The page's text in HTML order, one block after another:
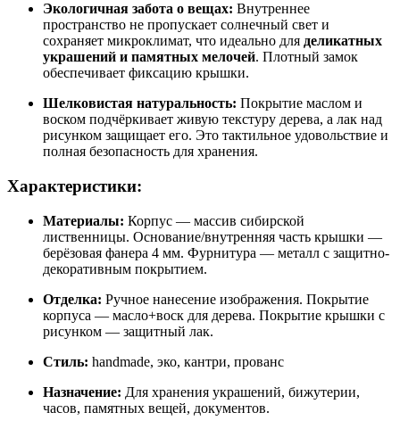
Экологичная забота о вещах: Внутреннее
пространство не пропускает солнечный свет и
сохраняет микроклимат, что идеально для деликатных
украшений и памятных мелочей. Плотный замок
обеспечивает фиксацию крышки.
Шелковистая натуральность: Покрытие маслом и
воском подчёркивает живую текстуру дерева, а лак над
рисунком защищает его. Это тактильное удовольствие и
полная безопасность для хранения.
Характеристики:
Материалы: Корпус — массив сибирской
лиственницы. Основание/внутренняя часть крышки —
берёзовая фанера 4 мм. Фурнитура — металл с защитно-
декоративным покрытием.
Отделка: Ручное нанесение изображения. Покрытие
корпуса — масло+воск для дерева. Покрытие крышки с
рисунком — защитный лак.
Стиль: handmade, эко, кантри, прованс
Назначение: Для хранения украшений, бижутерии,
часов, памятных вещей, документов.